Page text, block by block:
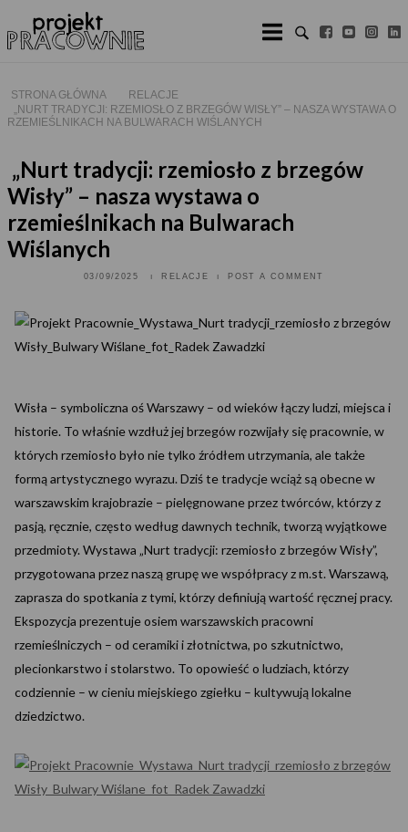
to
STRONA GŁÓWNA
RELACJE
„NURT TRADYCJI: RZEMIOSŁO Z BRZEGÓW WISŁY” – NASZA WYSTAWA O
RZEMIEŚLNIKACH NA BULWARACH WIŚLANYCH
„Nurt tradycji: rzemiosło z brzegów
Wisły” – nasza wystawa o
rzemieślnikach na Bulwarach
Wiślanych
03/09/2025 RELACJE POST A COMMENT
Wisła – symboliczna oś Warszawy – od wieków łączy ludzi, miejsca i
historie. To właśnie wzdłuż jej brzegów rozwijały się pracownie, w
których rzemiosło było nie tylko źródłem utrzymania, ale także
formą artystycznego wyrazu. Dziś te tradycje wciąż są obecne w
warszawskim krajobrazie – pielęgnowane przez twórców, którzy z
pasją, ręcznie, często według dawnych technik, tworzą wyjątkowe
przedmioty. Wystawa „Nurt tradycji: rzemiosło z brzegów Wisły”,
przygotowana przez naszą grupę we współpracy z m.st. Warszawą,
zaprasza do spotkania z tymi, którzy definiują wartość ręcznej pracy.
Ekspozycja prezentuje osiem warszawskich pracowni
rzemieślniczych – od ceramiki i złotnictwa, po szkutnictwo,
plecionkarstwo i stolarstwo. To opowieść o ludziach, którzy
codziennie – w cieniu miejskiego zgiełku – kultywują lokalne
dziedzictwo.